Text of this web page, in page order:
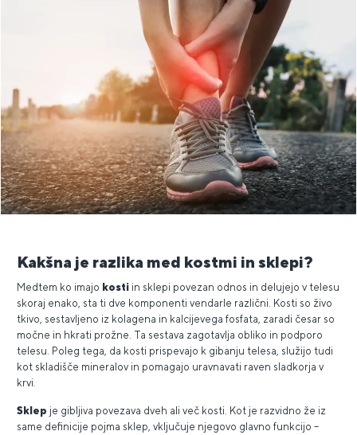
Kakšna je razlika med kostmi in sklepi?
Medtem ko imajo kosti in sklepi povezan odnos in delujejo v telesu
skoraj enako, sta ti dve komponenti vendarle različni. Kosti so živo
tkivo, sestavljeno iz kolagena in kalcijevega fosfata, zaradi česar so
močne in hkrati prožne. Ta sestava zagotavlja obliko in podporo
telesu. Poleg tega, da kosti prispevajo k gibanju telesa, služijo tudi
kot skladišče mineralov in pomagajo uravnavati raven sladkorja v
krvi.
Sklep je gibljiva povezava dveh ali več kosti. Kot je razvidno že iz
same definicije pojma sklep, vključuje njegovo glavno funkcijo –